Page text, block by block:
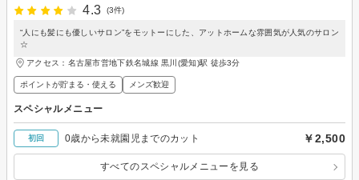
4.3
(3件)
“人にも髪にも優しいサロン”をモットーにした、アットホームな雰囲気が人気のサロン
☆
アクセス：名古屋市営地下鉄名城線 黒川(愛知)駅 徒歩3分
ポイントが貯まる・使える メンズ歓迎
スペシャルメニュー
初回 0歳から未就園児までのカット ￥2,500
すべてのスペシャルメニューを見る